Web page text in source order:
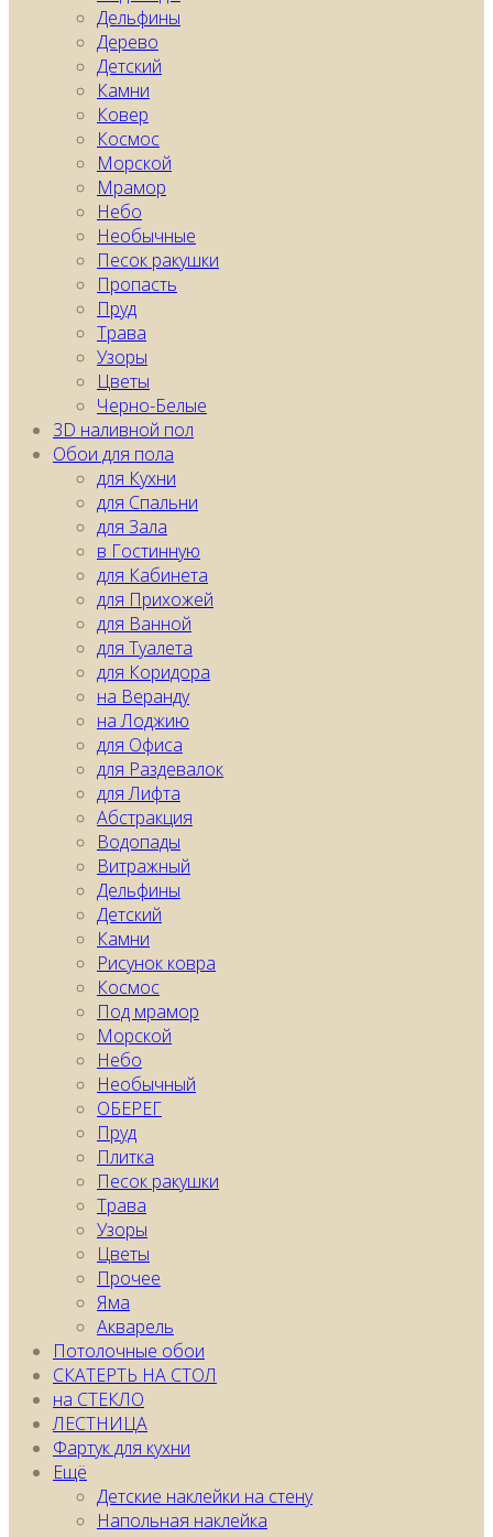
Дельфины
Дерево
Детский
Камни
Ковер
Космос
Морской
Мрамор
Небо
Необычные
Песок ракушки
Пропасть
Пруд
Трава
Узоры
Цветы
Черно-Белые
3D наливной пол
Обои для пола
для Кухни
для Спальни
для Зала
в Гостинную
для Кабинета
для Прихожей
для Ванной
для Туалета
для Коридора
на Веранду
на Лоджию
для Офиса
для Раздевалок
для Лифта
Абстракция
Водопады
Витражный
Дельфины
Детский
Камни
Рисунок ковра
Космос
Под мрамор
Морской
Небо
Необычный
ОБЕРЕГ
Пруд
Плитка
Песок ракушки
Трава
Узоры
Цветы
Прочее
Яма
Акварель
Потолочные обои
СКАТЕРТЬ НА СТОЛ
на СТЕКЛО
ЛЕСТНИЦА
Фартук для кухни
Ещё
Детские наклейки на стену
Напольная наклейка